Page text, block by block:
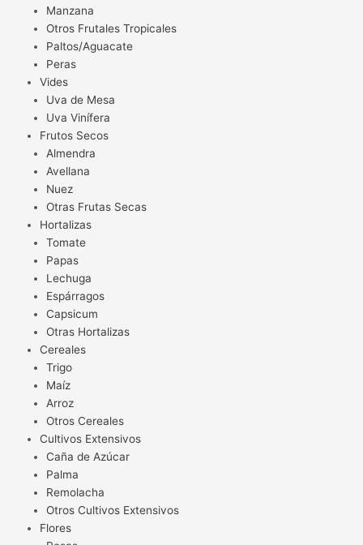
Manzana
Otros Frutales Tropicales
Paltos/Aguacate
Peras
Vides
Uva de Mesa
Uva Vinífera
Frutos Secos
Almendra
Avellana
Nuez
Otras Frutas Secas
Hortalizas
Tomate
Papas
Lechuga
Espárragos
Capsicum
Otras Hortalizas
Cereales
Trigo
Maíz
Arroz
Otros Cereales
Cultivos Extensivos
Caña de Azúcar
Palma
Remolacha
Otros Cultivos Extensivos
Flores